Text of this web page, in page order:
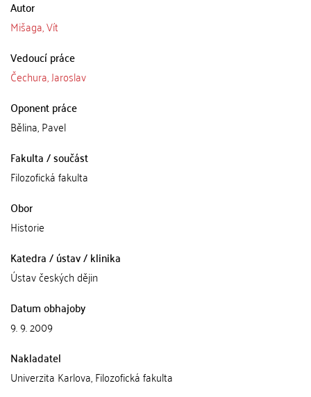
Autor
Mišaga, Vít
Vedoucí práce
Čechura, Jaroslav
Oponent práce
Bělina, Pavel
Fakulta / součást
Filozofická fakulta
Obor
Historie
Katedra / ústav / klinika
Ústav českých dějin
Datum obhajoby
9. 9. 2009
Nakladatel
Univerzita Karlova, Filozofická fakulta